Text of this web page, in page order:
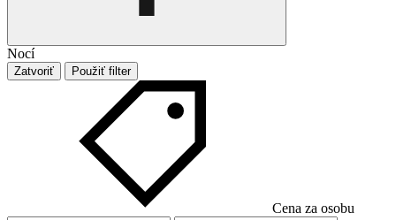
Nocí
Zatvoriť Použiť filter
Cena za osobu